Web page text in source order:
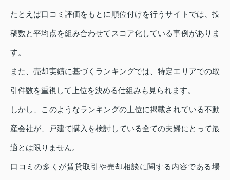
たとえば口コミ評価をもとに順位付けを行うサイトでは、投
稿数と平均点を組み合わせてスコア化している事例がありま
す。
また、売却実績に基づくランキングでは、特定エリアでの取
引件数を重視して上位を決める仕組みも見られます。
しかし、このようなランキングの上位に掲載されている不動
産会社が、戸建て購入を検討している全ての夫婦にとって最
適とは限りません。
口コミの多くが賃貸取引や売却相談に関する内容である場